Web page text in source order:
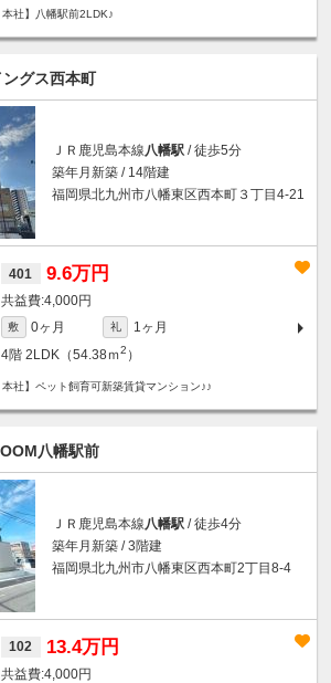
社】八幡駅前2LDK♪
ングス西本町
ＪＲ鹿児島本線八幡駅 / 徒歩5分
築年月新築 / 14階建
福岡県北九州市八幡東区西本町３丁目4-21
401 9.6万円
4,000円
敷 0ヶ月 礼
1ヶ月
4階 2LDK（54.38ｍ2 ）
社】ペット飼育可新築賃貸マンション♪♪
八幡駅前
ＪＲ鹿児島本線八幡駅 / 徒歩4分
築年月新築 / 3階建
福岡県北九州市八幡東区西本町2丁目8-4
102 13.4万円
4,000円